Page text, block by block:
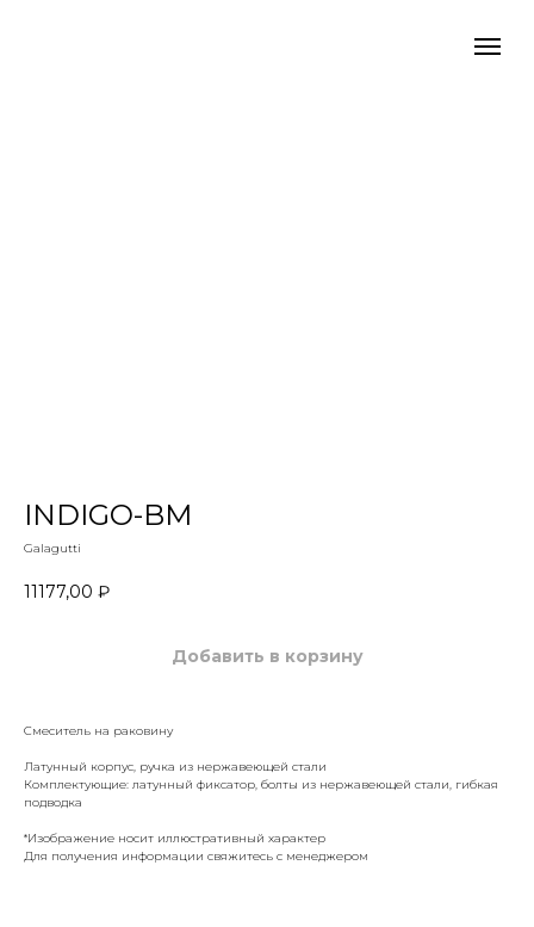
INDIGO-BM
Galagutti
11177,00 ₽
Добавить в корзину
Смеситель на раковину
Латунный корпус, ручка из нержавеющей стали
Комплектующие: латунный фиксатор, болты из нержавеющей стали, гибкая
подводка
*Изображение носит иллюстративный характер
Для получения информации свяжитесь с менеджером